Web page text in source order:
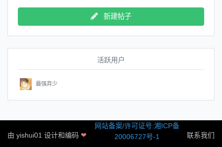
新建帖子
活跃用户
最强弃少
由 yishui01 设计和编码 ❤ 联系我们
网站备案/许可证号:湘ICP备
20006727号-1